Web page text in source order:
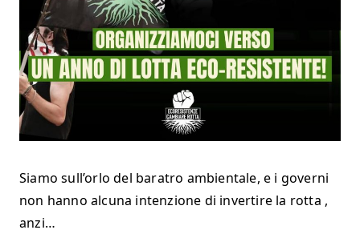
Siamo sull’orlo del baratro ambientale, e i governi
non hanno alcuna intenzione di invertire la rotta ,
anzi…